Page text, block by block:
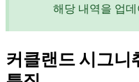
해당 내역을 업
커클랜드 시그니